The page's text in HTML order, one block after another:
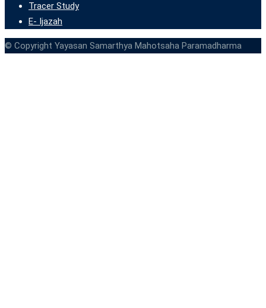
Tracer Study
E- Ijazah
© Copyright Yayasan Samarthya Mahotsaha Paramadharma